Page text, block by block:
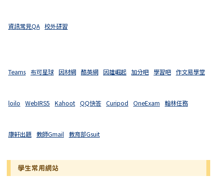
資訊常見QA 校外研習
Teams 布可星球 因材網 酷英網 因雄崛起 加分吧 學習吧 作文易學堂
loilo WebIRS5 Kahoot QQ快答 Curipod OneExam 翰林任務
康軒出題 教師Gmail 教育部Gsuit
學生常用網站